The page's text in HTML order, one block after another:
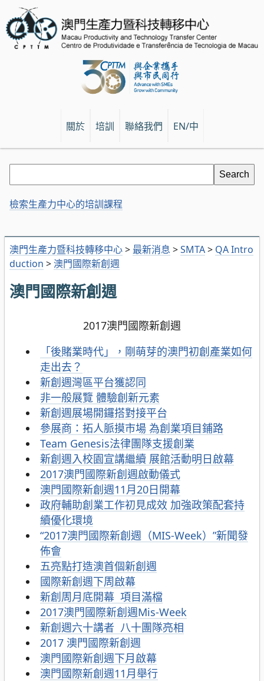
關於 培訓 聯絡我們 EN/中
澳門生產力暨科技轉移中心> 最新消息 >SMTA> QA Intro
duction > 澳門國際新創週
澳門國際新創週
2017澳門國際新創週
「後賭業時代」，剛萌芽的澳門初創產業如何
走出去？
新創週灣區平台獲認同
非一般展覽 體驗創新元素
新創週展場開鑼搭對接平台
參展商：拓人脈摸市場 為創業項目鋪路
Team Genesis法律團隊支援創業
新創週入校園宣講繼續 展館活動明日啟幕
2017澳門國際新創週啟動儀式
澳門國際新創週11月20日開幕
政府輔助創業工作初見成效 加強政策配套持
續優化環境
“2017澳門國際新創週（MIS-Week）”新聞發
佈會
五亮點打造澳首個新創週
國際新創週下周啟幕
新創周月底開幕 項目滿檔
2017澳門國際新創週Mis-Week
新創週六十講者 八十團隊亮相
2017 澳門國際新創週
澳門國際新創週下月啟幕
澳門國際新創週11月舉行
檢索生產力中心的培訓課程